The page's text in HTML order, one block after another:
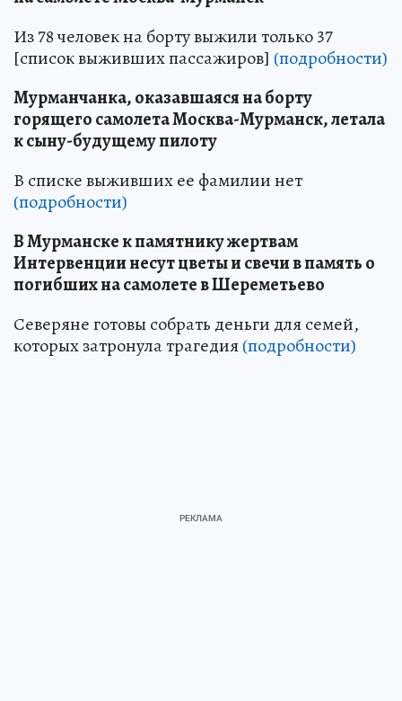
Из 78 человек на борту выжили только 37
[список выживших пассажиров] (подробности)
Мурманчанка, оказавшаяся на борту
горящего самолета Москва-Мурманск, летала
к сыну-будущему пилоту
В списке выживших ее фамилии нет
(подробности)
В Мурманске к памятнику жертвам
Интервенции несут цветы и свечи в память о
погибших на самолете в Шереметьево
Северяне готовы собрать деньги для семей,
которых затронула трагедия(подробности)